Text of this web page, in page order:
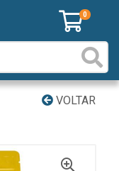
0
VOLTAR